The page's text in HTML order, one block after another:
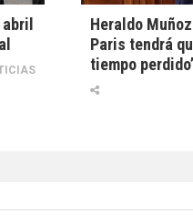
Heraldo
Paris tendrá
tiempo